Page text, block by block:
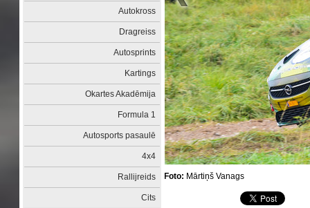
Autokross
Dragreiss
Autosprints
Kartings
Okartes Akadēmija
Formula 1
Autosports pasaulē
4x4
Rallijreids
Cits
Foto: Mārtiņš Vanags